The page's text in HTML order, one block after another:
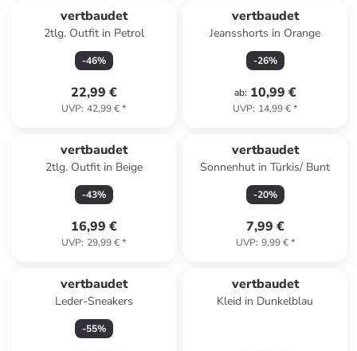
vertbaudet
2tlg. Outfit in Petrol
-46%
22,99 €
UVP: 42,99 €*
vertbaudet
Jeansshorts in Orange
-26%
ab: 10,99 €
UVP: 14,99 €*
vertbaudet
2tlg. Outfit in Beige
-43%
16,99 €
UVP: 29,99 €*
vertbaudet
Sonnenhut in Türkis/ Bunt
-20%
7,99 €
UVP: 9,99 €*
vertbaudet
Leder-Sneakers
-55%
vertbaudet
Kleid in Dunkelblau